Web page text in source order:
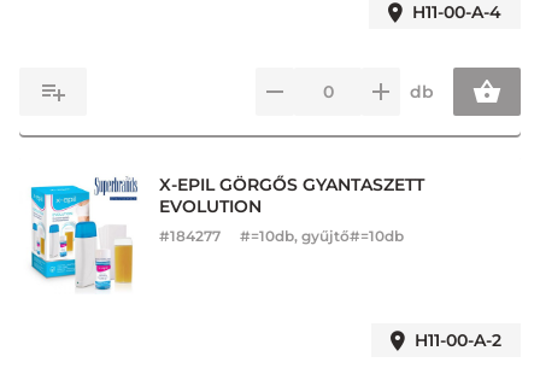
H11-00-A-4
db
X-EPIL GÖRGŐS GYANTASZETT
EVOLUTION
#184277 #=10db, gyűjtő#=10db
H11-00-A-2